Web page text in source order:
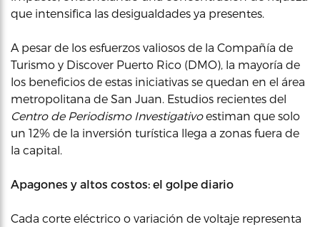
que intensifica las desigualdades ya presentes.
A pesar de los esfuerzos valiosos de la Compañía de
Turismo y Discover Puerto Rico (DMO), la mayoría de
los beneficios de estas iniciativas se quedan en el área
metropolitana de San Juan. Estudios recientes del
Centro de Periodismo Investigativoestiman que solo
un 12% de la inversión turística llega a zonas fuera de
la capital.
Apagones y altos costos: el golpe diario
Cada corte eléctrico o variación de voltaje representa